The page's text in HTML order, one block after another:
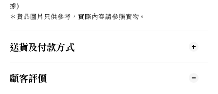
據)
＊貨品圖片只供參考，實際內容請參照實物。
送貨及付款方式
顧客評價